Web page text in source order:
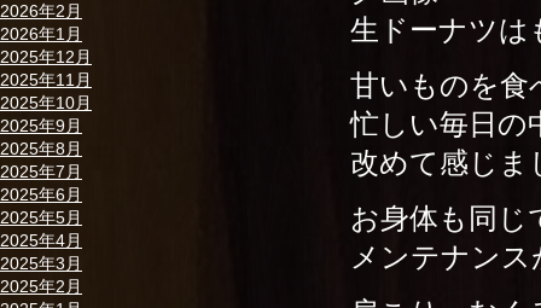
2026年2月
2026年1月
2025年12月
2025年11月
2025年10月
2025年9月
2025年8月
2025年7月
2025年6月
2025年5月
2025年4月
2025年3月
2025年2月
生ドーナツ
甘いものを食
忙しい毎日の
改めて感じま
お身体も同じ
メンテナン